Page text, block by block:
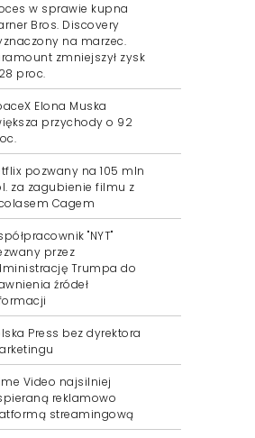
w sprawie kupna
Bros. Discovery
na marzec.
zmniejszył zysk
proc.
Elona Muska
przychody o 92
pozwany na 105 mln
za zagubienie filmu z
Cagem
"NYT"
przez
Trumpa do
źródeł
Press bez dyrektora
Video najsilniej
reklamowo
streamingową